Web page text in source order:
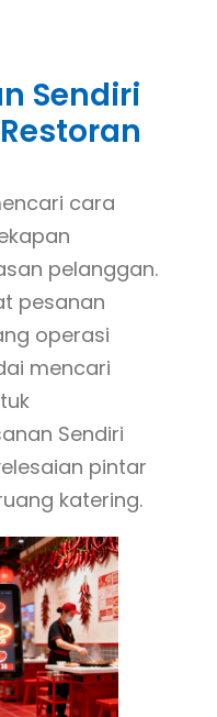
Sendiri
cara
pelanggan.
pesanan
operasi
mencari
Sendiri
pintar
katering.